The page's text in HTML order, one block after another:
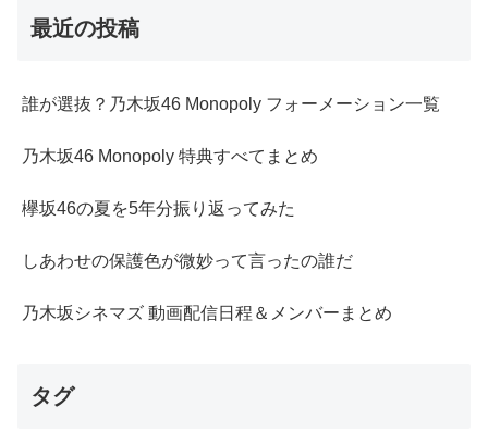
最近の投稿
誰が選抜？乃木坂46 Monopoly フォーメーション一覧
乃木坂46 Monopoly 特典すべてまとめ
欅坂46の夏を5年分振り返ってみた
しあわせの保護色が微妙って言ったの誰だ
乃木坂シネマズ 動画配信日程＆メンバーまとめ
タグ